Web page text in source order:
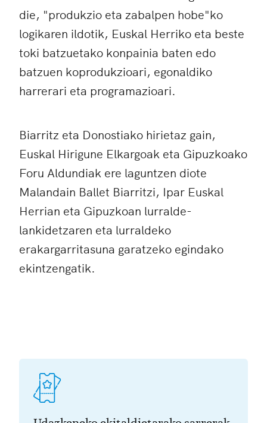
die, "produkzio eta zabalpen hobe"ko
logikaren ildotik, Euskal Herriko eta beste
toki batzuetako konpainia baten edo
batzuen koprodukzioari, egonaldiko
harrerari eta programazioari.
Biarritz eta Donostiako hirietaz gain,
Euskal Hirigune Elkargoak eta Gipuzkoako
Foru Aldundiak ere laguntzen diote
Malandain Ballet Biarritzi, Ipar Euskal
Herrian eta Gipuzkoan lurralde-
lankidetzaren eta lurraldeko
erakargarritasuna garatzeko egindako
ekintzengatik.